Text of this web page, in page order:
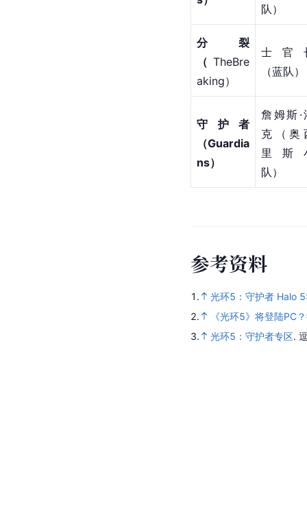
队）
分裂
（ TheBre
aking）
士官
（蓝队）
守护者
（Guardia
ns）
詹姆斯·
克（奥
里斯
队）
参考资料
1.
光环5：守护者 Halo
2.
《光环5》将登陆PC
3.
光环5：守护者专区.